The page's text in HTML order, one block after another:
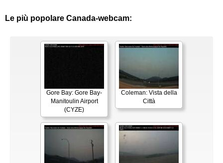
Le più popolare Canada-webcam:
Gore Bay: Gore Bay-
Manitoulin Airport
(CYZE)
Coleman: Vista della
Città